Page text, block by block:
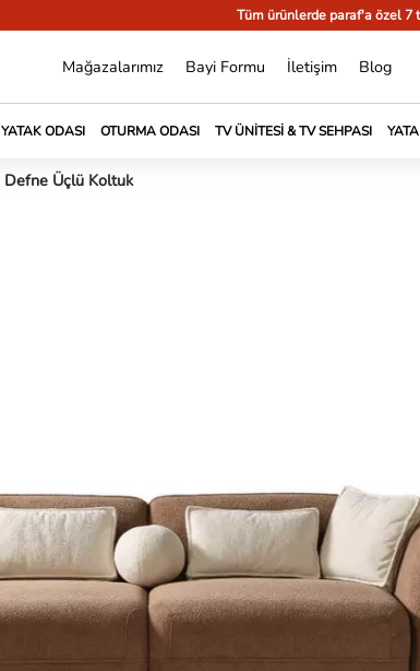
Tüm ürünlerde paraf'a özel 7
Mağazalarımız Bayi Formu İletişim Blog
YATAK ODASI OTURMA ODASI TV ÜNITESI & TV SEHPASI
Defne Üçlü Koltuk